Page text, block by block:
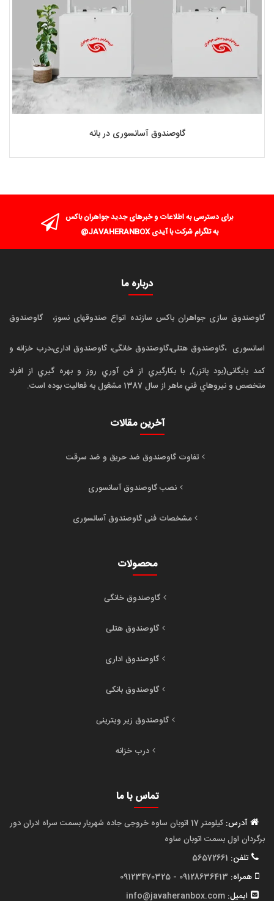
گاوصندوق آسانسوری در بانه
برای دسترسی به اطلاعات و خبرهای جدید جواهران باکس
به تلگرام شرکت با آیدی JAVAHERANBOX@
درباره ما
گاوصندوق سازی جواهران باکس سازنده انواع صندوقهای نسوز، گاوصندوق
اسانسوری ،گاوصندوق هتلی،گاوصندوق خانگی، گاوصندوق اداری،درب خزانه و
کمد بایگانی(بود پانزر), با بکارگيري از فن آوري روز و بهره گيري از افراد
متخصص و نيروهاي فني ماهر از سال 1387 مشغول به فعاليت بوده است.
آخرین مقالات
تفاوت گاوصندوق ضد حریق و ضد سرقت
نصب گاوصندوق آسانسوری
مشخصات فنی گاوصندوق آسانسوری
محصولات
گاوصندوق خانگی
گاوصندوق هتلی
گاوصندوق اداری
گاوصندوق بانکی
گاوصندوق زیر ویترینی
درب خزانه
تماس با ما
آدرس:
کیلومتر 17 اتوبان ساوه خروجی جاده شهریار بسمت سراه ادران دور
برگردان اول بسمت اتوبان ساوه
تلفن:
همراه:
ایمیل: